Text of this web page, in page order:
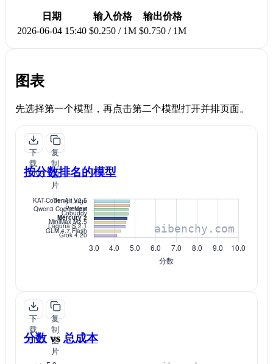
日期 输入价格
输出价格
2026-06-04 15:40 $0.250 / 1M $0.750 / 1M
图表
先选择第一个模型，再点击第二个模型打开并排页面。
下
载
PNG
复
制
图
片
按分数排名的模型
下
载
PNG
复
制
图
片
分数 vs 总成本